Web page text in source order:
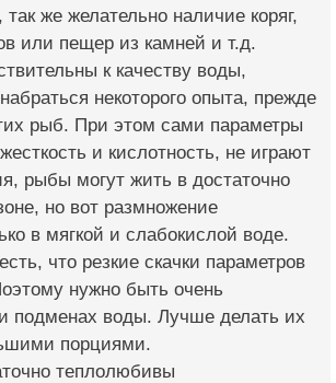
же желательно наличие коряг,
или пещер из камней и т.д.
к качеству воды,
некоторого опыта, прежде
рыб. При этом сами параметры
и кислотность, не играют
рыбы могут жить в достаточно
но вот размножение
в мягкой и слабокислой воде.
что резкие скачки параметров
нужно быть очень
подменах воды. Лучше делать их
порциями.
теплолюбивы